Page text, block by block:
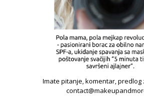
Imate pitanje, komentar, predlog